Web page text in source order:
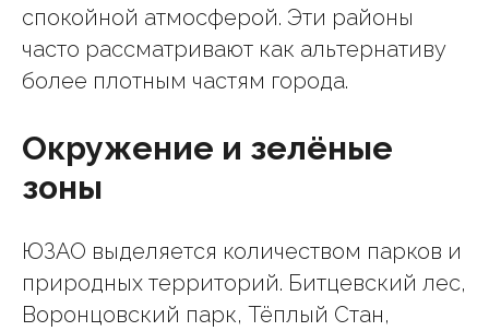
спокойной атмосферой. Эти районы
часто рассматривают как альтернативу
более плотным частям города.
Окружение и зелёные
зоны
ЮЗАО выделяется количеством парков и
природных территорий. Битцевский лес,
Воронцовский парк, Тёплый Стан,